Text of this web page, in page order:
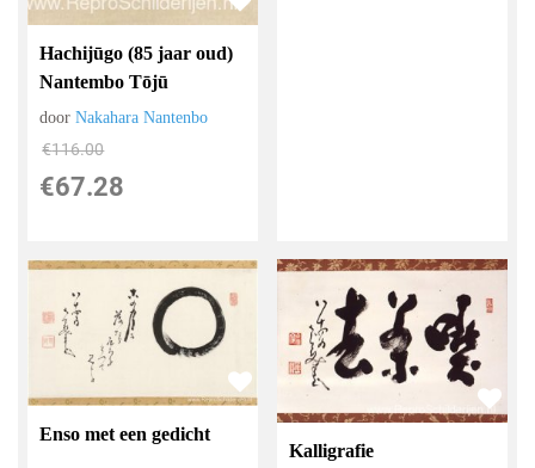
Hachijūgo (85 jaar oud)
Nantembo Tōjū
doorNakahara Nantenbo
€116.00
€67.28
Enso met een gedicht
Kalligrafie